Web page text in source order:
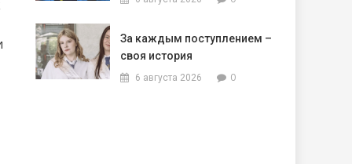
За каждым поступлением –
своя история
6 августа 2026 0